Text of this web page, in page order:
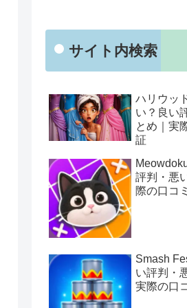
サイト内検索
ハリウッ
い？良い
とめ｜実
証
評判・悪
際の口コ
Smash
い評判・
実際の口